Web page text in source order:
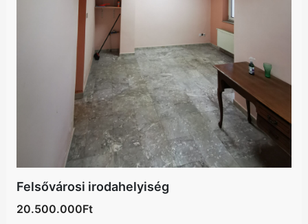
Felsővárosi irodahelyiség
20.500.000Ft